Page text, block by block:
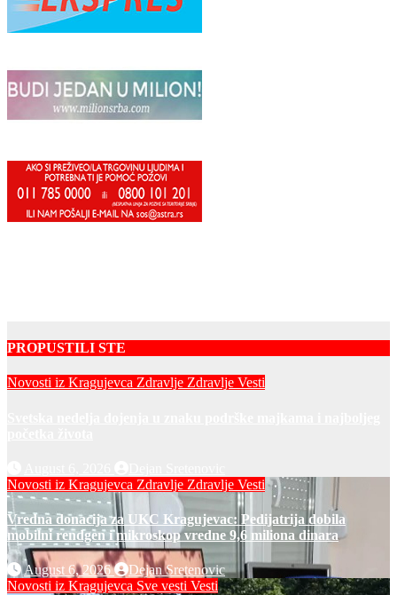
PROPUSTILI STE
Novosti iz Kragujevca Zdravlje Zdravlje Vesti
Novosti iz Kragujevca Zdravlje Zdravlje Vesti
Vredna donacija za UKC Kragujevac: Pedijatrija dobila
mobilni rendgen i mikroskop vredne 9,6 miliona dinara
August 6, 2026
Dejan Sretenovic
Novosti iz Kragujevca Sve vesti Vesti